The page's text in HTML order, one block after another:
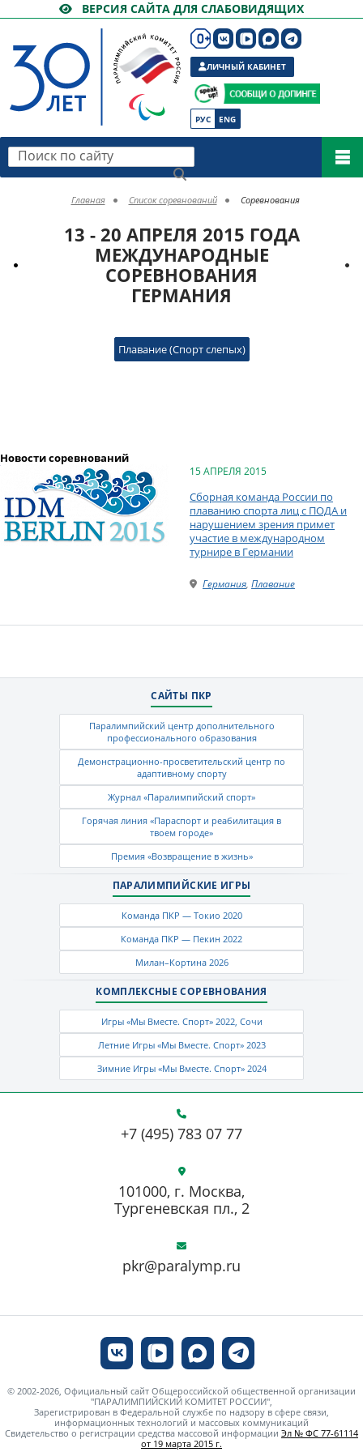
ВЕРСИЯ САЙТА ДЛЯ СЛАБОВИДЯЩИХ
РУС ENG
ЛИЧНЫЙ КАБИНЕТ
Поиск по сайту
Главная Список соревнований Соревнования
13 - 20 АПРЕЛЯ 2015 ГОДА
МЕЖДУНАРОДНЫЕ
СОРЕВНОВАНИЯ
ГЕРМАНИЯ
Плавание (Спорт слепых)
Новости соревнований
15 АПРЕЛЯ 2015
Сборная команда России по
плаванию спорта лиц с ПОДА и
нарушением зрения примет
участие в международном
турнире в Германии
Германия, Плавание
САЙТЫ ПКР
Паралимпийский центр дополнительного
профессионального образования
Демонстрационно-просветительский центр по
адаптивному спорту
Журнал «Паралимпийский спорт»
Горячая линия «Параспорт и реабилитация в
твоем городе»
Премия «Возвращение в жизнь»
ПАРАЛИМПИЙСКИЕ ИГРЫ
Команда ПКР — Токио 2020
Команда ПКР — Пекин 2022
Милан–Кортина 2026
КОМПЛЕКСНЫЕ СОРЕВНОВАНИЯ
Игры «Мы Вместе. Спорт» 2022, Сочи
Летние Игры «Мы Вместе. Спорт» 2023
Зимние Игры «Мы Вместе. Спорт» 2024
+7 (495) 783 07 77
pkr@paralymp.ru
101000, г. Москва,
Тургеневская пл., 2
© 2002-2026, Официальный сайт Общероссийской общественной организации
"ПАРАЛИМПИЙСКИЙ КОМИТЕТ РОССИИ",
Зарегистрирован в Федеральной службе по надзору в сфере связи,
информационных технологий и массовых коммуникаций
Свидетельство о регистрации средства массовой информации Эл № ФС 77-61114
от 19 марта 2015 г.